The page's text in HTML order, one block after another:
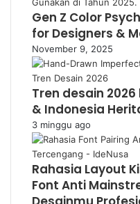
Gen Z Color
for Designers &
November 9, 2025
Tren desain
& Indonesia
3 minggu ago
Rahasia Layout
Font Anti